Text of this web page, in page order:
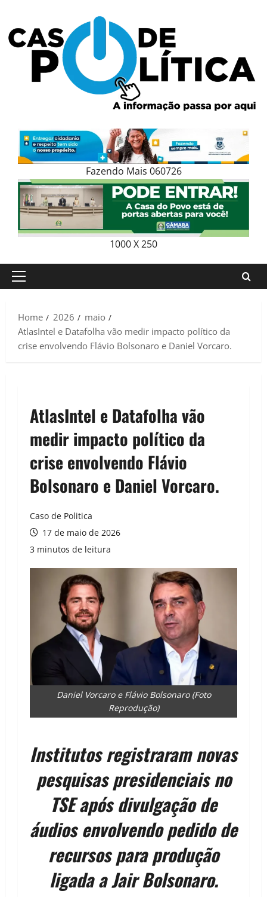
content
Fazendo Mais 060726
1000 X 250
Primary
Home
2026
maio
AtlasIntel e Datafolha vão medir impacto político da
crise envolvendo Flávio Bolsonaro e Daniel Vorcaro.
AtlasIntel e Datafolha vão
medir impacto político da
crise envolvendo Flávio
Bolsonaro e Daniel Vorcaro.
Caso de Politica
17 de maio de 2026
3 minutos de leitura
Daniel Vorcaro e Flávio Bolsonaro (Foto
Reprodução)
Institutos registraram novas
pesquisas presidenciais no
TSE após divulgação de
áudios envolvendo pedido de
recursos para produção
ligada a Jair Bolsonaro.